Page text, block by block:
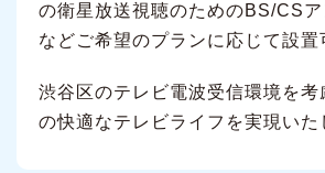
の衛星放送視聴のためのBS/CSア
などご希望のプランに応じて設置
渋谷区のテレビ電波受信環境を考
の快適なテレビライフを実現いた